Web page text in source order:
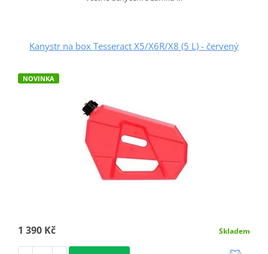
Kanystr na box Tesseract X5/X6R/X8 (5 L) - červený
NOVINKA
1 390 Kč Skladem